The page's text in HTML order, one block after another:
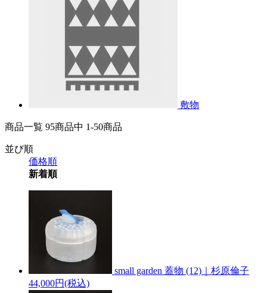
敷物
商品一覧 95商品中 1-50商品
並び順
価格順
新着順
small garden 蓋物 (12)｜杉原倫子
44,000円(税込)